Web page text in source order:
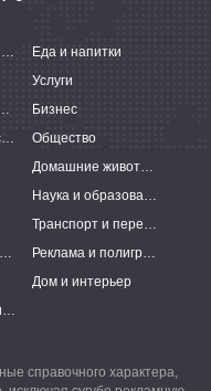
Строительство и ремонт
Еда и напитки
Услуги
фармацевтика
Бизнес
Культура и искусство
Общество
Домашние животные
Наука и образование
Транспорт и перевозки
Справочно-информационные системы
Реклама и полиграфия
Дом и интерьер
Телекоммуникации и связь
справочного характера,